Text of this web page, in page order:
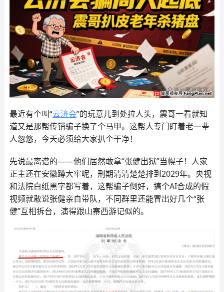
最近有个叫“云济会”的玩意儿到处拉人头，震哥一看就知
道又是那帮传销骗子换了个马甲。这帮人专门盯着老一辈
人忽悠，今天必须给大家扒个干净！
先说最离谱的——他们居然敢拿“张健出狱”当幌子！人家
正主还在安徽蹲大牢呢，刑期清清楚楚排到2029年。央视
和法院白纸黑字都写着，这帮骗子倒好，搞个AI合成的假
视频就敢说张健亲自带队，不同群里还能冒出好几个“张
健”互相拆台，演得跟山寨西游记似的。